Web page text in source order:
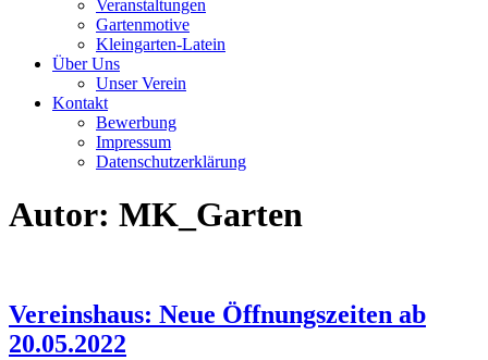
Veranstaltungen
Gartenmotive
Kleingarten-Latein
Über Uns
Unser Verein
Kontakt
Bewerbung
Impressum
Datenschutzerklärung
Button
Autor: MK_Garten
Vereinshaus: Neue Öffnungszeiten ab
20.05.2022